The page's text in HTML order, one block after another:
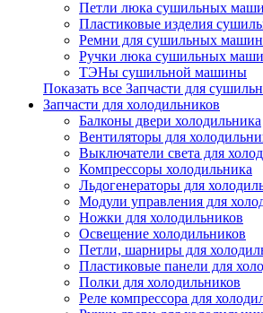
Петли люка сушильных
Пластиковые изделия
Ремни для сушильных машин
Ручки люка сушильных
ТЭНы сушильной машины
Показать все Запчасти для
Запчасти для холодильников
Балконы двери холодильника
Вентиляторы для
Выключатели света для
Компрессоры холодильника
Льдогенераторы для
Модули управления для
Ножки для холодильников
Освещение холодильников
Петли, шарниры для
Пластиковые панели для
Полки для холодильников
Реле компрессора для